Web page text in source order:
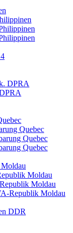
DPRA
Quebec
Quebec
Quebec
Moldau
Moldau
Republik Moldau
DDR